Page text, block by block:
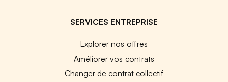
SERVICES ENTREPRISE
Explorer nos offres
Améliorer vos contrats
Changer de contrat collectif